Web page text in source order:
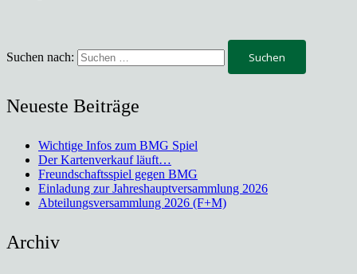
Suchen nach:
Neueste Beiträge
Wichtige Infos zum BMG Spiel
Der Kartenverkauf läuft…
Freundschaftsspiel gegen BMG
Einladung zur Jahreshauptversammlung 2026
Abteilungsversammlung 2026 (F+M)
Archiv